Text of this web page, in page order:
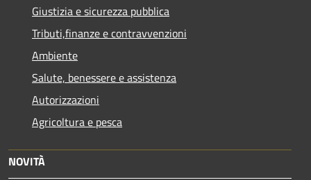
Giustizia e sicurezza pubblica
Tributi,finanze e contravvenzioni
Ambiente
Salute, benessere e assistenza
Autorizzazioni
Agricoltura e pesca
NOVITÀ